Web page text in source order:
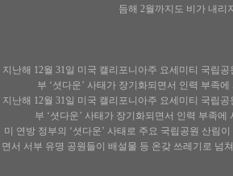
듬해 2월까지도 비가 내리
지난해 12월 31일 미국 캘리포니아주 요세미티 국립
부 ‘셧다운’ 사태가 장기화되면서 인력 부족
지난해 12월 31일 미국 캘리포니아주 요세미티 국립
부 ‘셧다운’ 사태가 장기화되면서 인력 부족
미 연방 정부의 ‘셧다운’ 사태로 주요 국립공원 산림
면서 서부 유명 공원들이 배설물 등 온갖 쓰레기로 넘